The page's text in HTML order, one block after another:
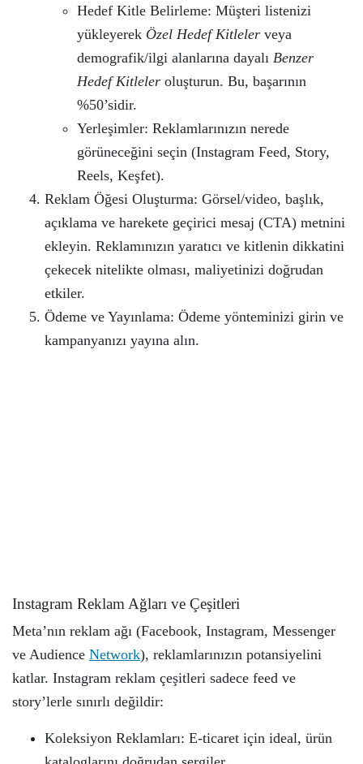
Hedef Kitle Belirleme: Müşteri listenizi
yükleyerek Özel Hedef Kitleler veya
demografik/ilgi alanlarına dayalı Benzer
Hedef Kitleler oluşturun. Bu, başarının
%50’sidir.
Yerleşimler: Reklamlarınızın nerede
görüneceğini seçin (Instagram Feed, Story,
Reels, Keşfet).
Reklam Öğesi Oluşturma: Görsel/video, başlık,
açıklama ve harekete geçirici mesaj (CTA) metnini
ekleyin. Reklamınızın yaratıcı ve kitlenin dikkatini
çekecek nitelikte olması, maliyetinizi doğrudan
etkiler.
Ödeme ve Yayınlama: Ödeme yönteminizi girin ve
kampanyanızı yayına alın.
Instagram Reklam Ağları ve Çeşitleri
Meta’nın reklam ağı (Facebook, Instagram, Messenger
ve Audience Network), reklamlarınızın potansiyelini
katlar. Instagram reklam çeşitleri sadece feed ve
story’lerle sınırlı değildir:
Koleksiyon Reklamları: E-ticaret için ideal, ürün